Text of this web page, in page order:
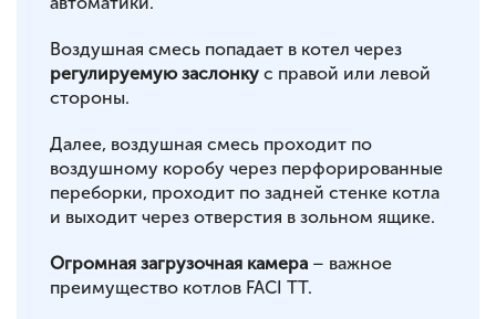
Воздушная смесь попадает в котел через
регулируемую заслонку с правой или левой
стороны.
Далее, воздушная смесь проходит по
воздушному коробу через перфорированные
переборки, проходит по задней стенке котла
и выходит через отверстия в зольном ящике.
Огромная загрузочная камера – важное
преимущество котлов FACI TT.